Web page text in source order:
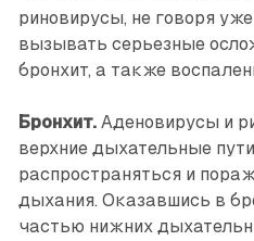
риновирусы, не говоря
вызывать серьезные
бронхит, а также
Бронхит. Аденовирусы и
верхние дыхательные
распространяться и
дыхания. Оказавшись в
частью нижних